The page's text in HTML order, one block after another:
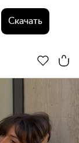
Скачать